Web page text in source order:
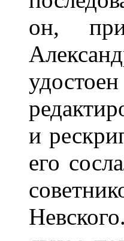
он,
и
его